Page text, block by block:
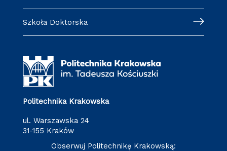
Szkoła Doktorska
Politechnika Krakowska
ul. Warszawska 24
31-155 Kraków
Obserwuj Politechnikę Krakowską: